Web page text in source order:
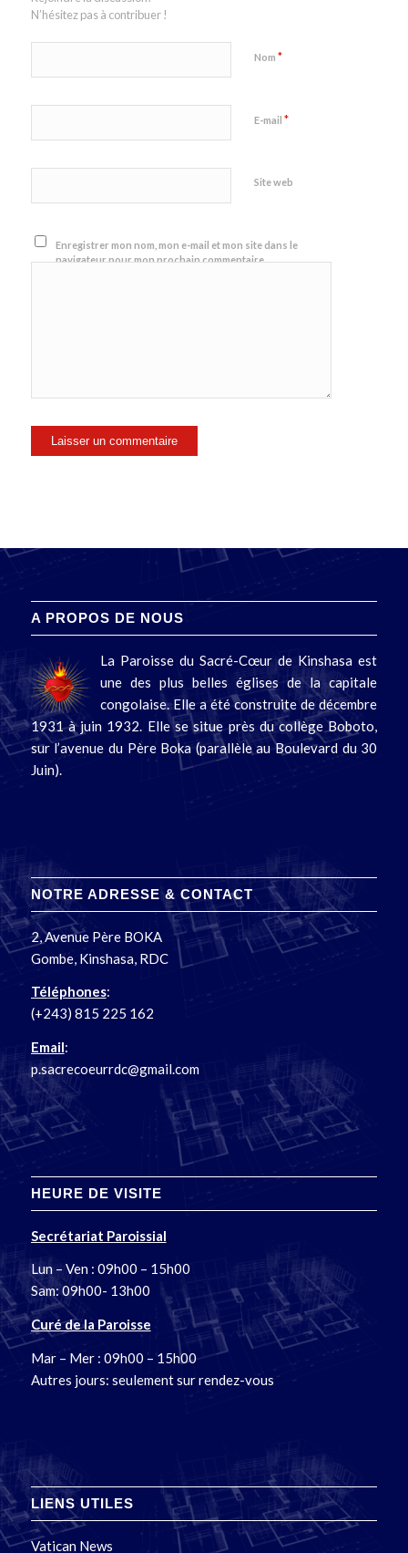
N’hésitez pas à contribuer !
Nom *
E-mail *
Site web
Enregistrer mon nom, mon e-mail et mon site dans le
navigateur pour mon prochain commentaire.
A PROPOS DE NOUS
La Paroisse du Sacré-Cœur de Kinshasa est
une des plus belles églises de la capitale
congolaise. Elle a été construite de décembre
1931 à juin 1932. Elle se situe près du collège Boboto,
sur l’avenue du Père Boka (parallèle au Boulevard du 30
Juin).
NOTRE ADRESSE & CONTACT
2, Avenue Père BOKA
Gombe, Kinshasa, RDC
Téléphones:
(+243) 815 225 162
Email:
p.sacrecoeurrdc@gmail.com
HEURE DE VISITE
Secrétariat Paroissial
Lun – Ven : 09h00 – 15h00
Sam: 09h00- 13h00
Curé de la Paroisse
Mar – Mer : 09h00 – 15h00
Autres jours: seulement sur rendez-vous
LIENS UTILES
Vatican News